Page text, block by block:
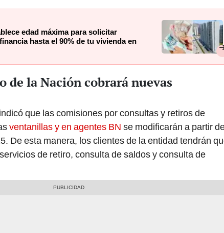
hasta el 90% de tu vivienda en
de la Nación cobrará nuevas
indicó que las comisiones por consultas y retiros de
ventanillas y en agentes BN
se modificarán a partir del
De esta manera, los clientes de la entidad tendrán que
de retiro, consulta de saldos y consulta de